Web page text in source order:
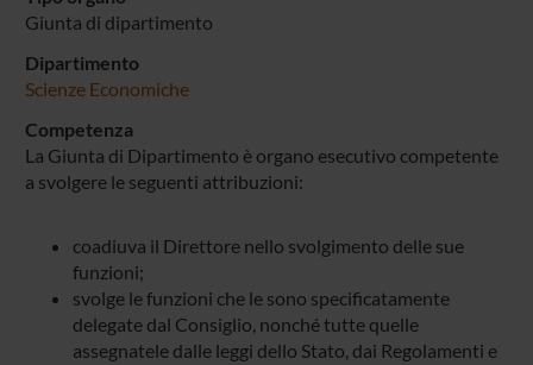
Giunta di dipartimento
Dipartimento
Scienze Economiche
Competenza
La Giunta di Dipartimento è organo esecutivo competente
a svolgere le seguenti attribuzioni:
coadiuva il Direttore nello svolgimento delle sue
funzioni;
svolge le funzioni che le sono specificatamente
delegate dal Consiglio, nonché tutte quelle
assegnatele dalle leggi dello Stato, dai Regolamenti e